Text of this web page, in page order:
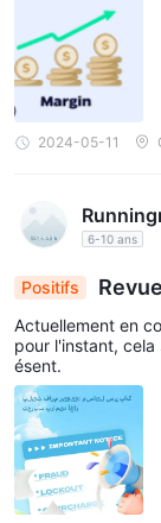
2024-05-11
6-10 ans
Positifs
s problème,
Actuellement en
pour l'instant,
ésent.